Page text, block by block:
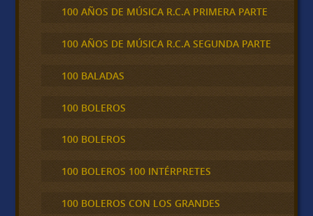
100 AÑOS DE MÚSICA R.C.A PRIMERA PARTE
100 AÑOS DE MÚSICA R.C.A SEGUNDA PARTE
100 BALADAS
100 BOLEROS
100 BOLEROS
100 BOLEROS 100 INTÉRPRETES
100 BOLEROS CON LOS GRANDES